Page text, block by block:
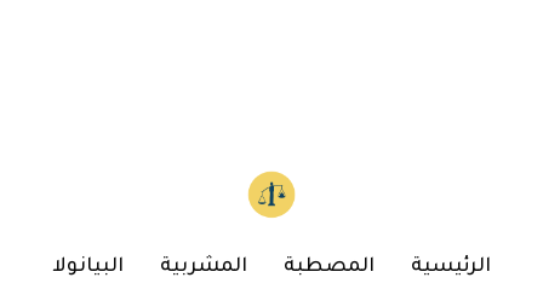
الرئيسية المصطبة المشربية البيانولا